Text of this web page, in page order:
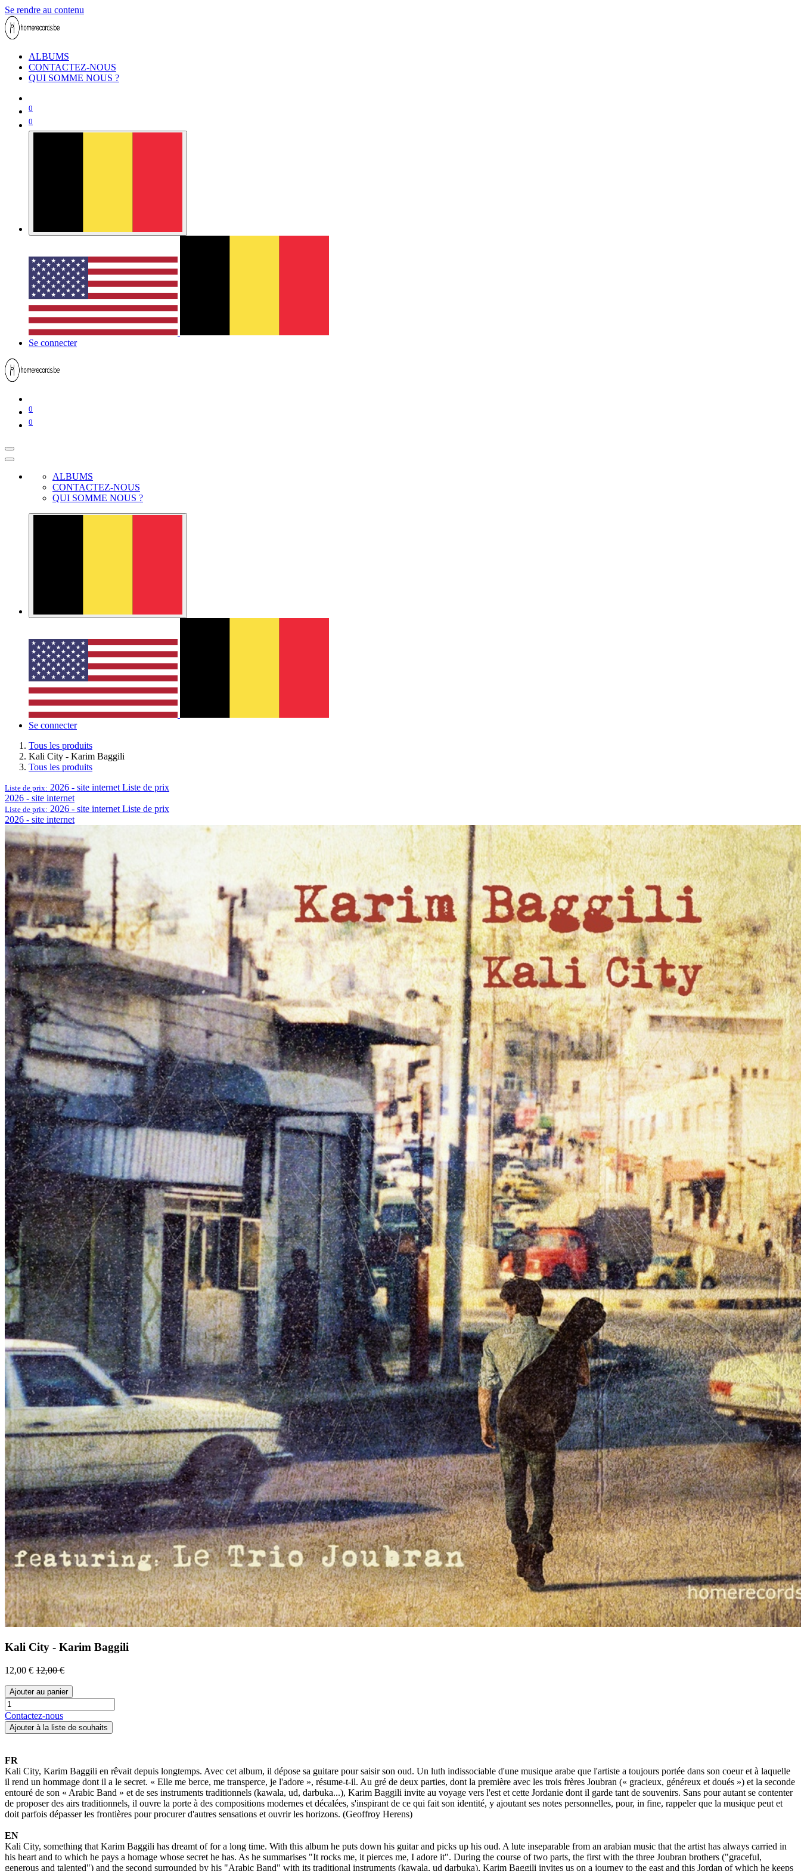
Se rendre au contenu
ALBUMS
CONTACTEZ-NOUS
QUI SOMME NOUS ?
0
0
Se connecter
0
0
ALBUMS
CONTACTEZ-NOUS
QUI SOMME NOUS ?
Se connecter
Tous les produits
Kali City - Karim Baggili
Tous les produits
Liste de prix: 2026 - site internet Liste de prix
2026 - site internet
Liste de prix: 2026 - site internet Liste de prix
2026 - site internet
Kali City - Karim Baggili
12,00 € 12,00€
Ajouter au panier
Contactez-nous
Ajouter à la liste de souhaits
FR
Kali City, Karim Baggili en rêvait depuis longtemps. Avec cet album, il dépose sa guitare pour saisir son oud. Un luth indissociable d'une musique arabe que l'artiste a toujours portée dans son coeur et à laquelle
il rend un hommage dont il a le secret. « Elle me berce, me transperce, je l'adore », résume-t-il. Au gré de deux parties, dont la première avec les trois frères Joubran (« gracieux, généreux et doués ») et la seconde
entouré de son « Arabic Band » et de ses instruments traditionnels (kawala, ud, darbuka...), Karim Baggili invite au voyage vers l'est et cette Jordanie dont il garde tant de souvenirs. Sans pour autant se contenter
de proposer des airs traditionnels, il ouvre la porte à des compositions modernes et décalées, s'inspirant de ce qui fait son identité, y ajoutant ses notes personnelles, pour, in fine, rappeler que la musique peut et
doit parfois dépasser les frontières pour procurer d'autres sensations et ouvrir les horizons. (Geoffroy Herens)
EN
Kali City, something that Karim Baggili has dreamt of for a long time. With this album he puts down his guitar and picks up his oud. A lute inseparable from an arabian music that the artist has always carried in
his heart and to which he pays a homage whose secret he has. As he summarises "It rocks me, it pierces me, I adore it". During the course of two parts, the first with the three Joubran brothers ("graceful,
generous and talented") and the second surrounded by his "Arabic Band" with its traditional instruments (kawala, ud darbuka), Karim Baggili invites us on a journey to the east and this Jordan of which he keeps